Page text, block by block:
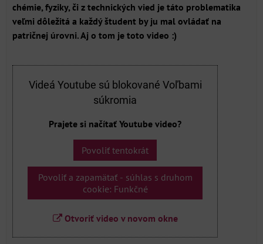
chémie, fyziky, či z technických vied je táto problematika
veľmi dôležitá a každý študent by ju mal ovládať na
patričnej úrovni. Aj o tom je toto video :)
Videá Youtube sú blokované Voľbami
súkromia
Prajete si načítať Youtube video?
Povoliť tentokrát
Povoliť a zapamätať - súhlas s druhom
cookie: Funkčné
Otvoriť video v novom okne